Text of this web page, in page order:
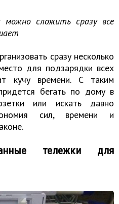
можно сложить сразу все
сразу несколько
для подзарядки всех
кучу времени. С таким
бегать по дому в
или искать давно
сил, времени и
тележки для